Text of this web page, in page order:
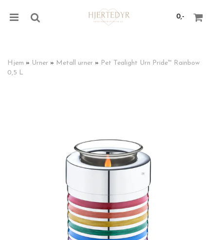
0,-
Hjem » Urner » Metall urner » Pet Tealight Urn Pride™ Rainbow
0,5 L